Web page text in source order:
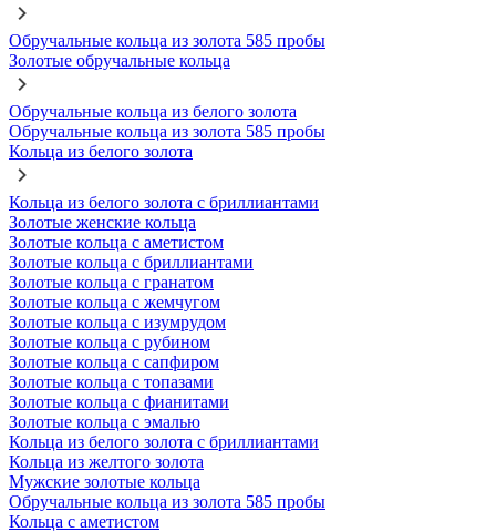
Обручальные кольца из золота 585 пробы
Золотые обручальные кольца
Обручальные кольца из белого золота
Обручальные кольца из золота 585 пробы
Кольца из белого золота
Кольца из белого золота с бриллиантами
Золотые женские кольца
Золотые кольца с аметистом
Золотые кольца с бриллиантами
Золотые кольца с гранатом
Золотые кольца с жемчугом
Золотые кольца с изумрудом
Золотые кольца с рубином
Золотые кольца с сапфиром
Золотые кольца с топазами
Золотые кольца с фианитами
Золотые кольца с эмалью
Кольца из белого золота с бриллиантами
Кольца из желтого золота
Мужские золотые кольца
Обручальные кольца из золота 585 пробы
Кольца с аметистом